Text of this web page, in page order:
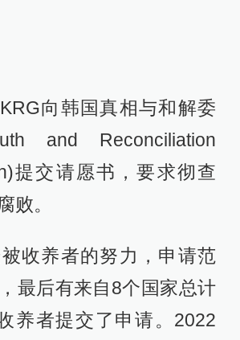
向韩国真相与和解委
and Reconciliation
提交请愿书，要求彻查
败。
收养者的努力，申请范
最后有来自8个国家总计
养者提交了申请。2022